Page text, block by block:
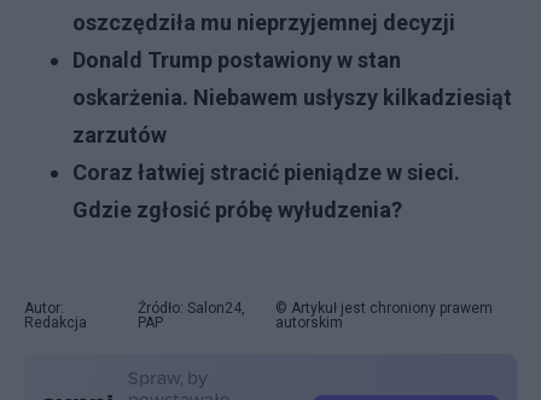
oszczędziła mu nieprzyjemnej decyzji
Donald Trump postawiony w stan
oskarżenia. Niebawem usłyszy kilkadziesiąt
zarzutów
Coraz łatwiej stracić pieniądze w sieci.
Gdzie zgłosić próbę wyłudzenia?
Autor:
Redakcja
Źródło: Salon24,
PAP
© Artykuł jest chroniony prawem
autorskim